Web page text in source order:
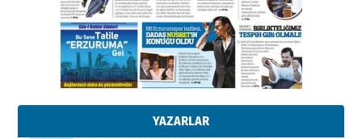
YAZARLAR
Ardında bıraktığı hatıralarıyla
gönül adamı Faruk Terzioğlu!
13 Mayıs 2026 Çarşamba
Esat BİNDESEN
Başkan Sekmen’den Erzurum’a
bir vizyon proje daha!
02 Ağustos 2026 Pazar